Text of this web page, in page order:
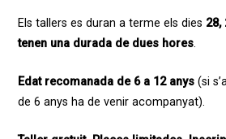
Els tallers es duran a terme els dies 28,
tenen una durada de dues hores.
Edat recomanada de 6 a 12 anys(si
de 6 anys ha de venir acompanyat).